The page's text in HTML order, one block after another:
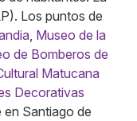
Los puntos de
Museo de la
de Bomberos de
Matucana
Decorativas
en Santiago de